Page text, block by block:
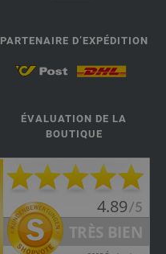
PARTENAIRE D’EXPÉDITION
ÉVALUATION DE LA
BOUTIQUE